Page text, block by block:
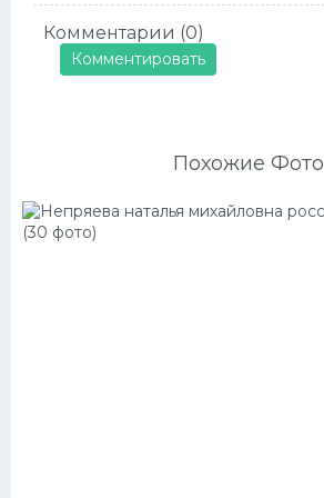
Комментарии (0)
Комментировать
Похожие Фото